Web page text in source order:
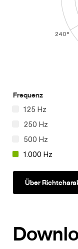
240°
Frequenz
125 Hz
250 Hz
500 Hz
1.000 Hz
Über